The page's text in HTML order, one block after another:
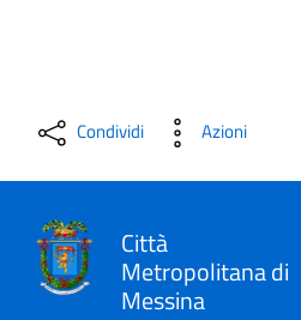
Condividi Azioni
Città
Metropolitana di
Messina